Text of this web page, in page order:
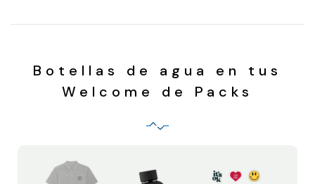
Botellas de agua en tus
Welcome de Packs